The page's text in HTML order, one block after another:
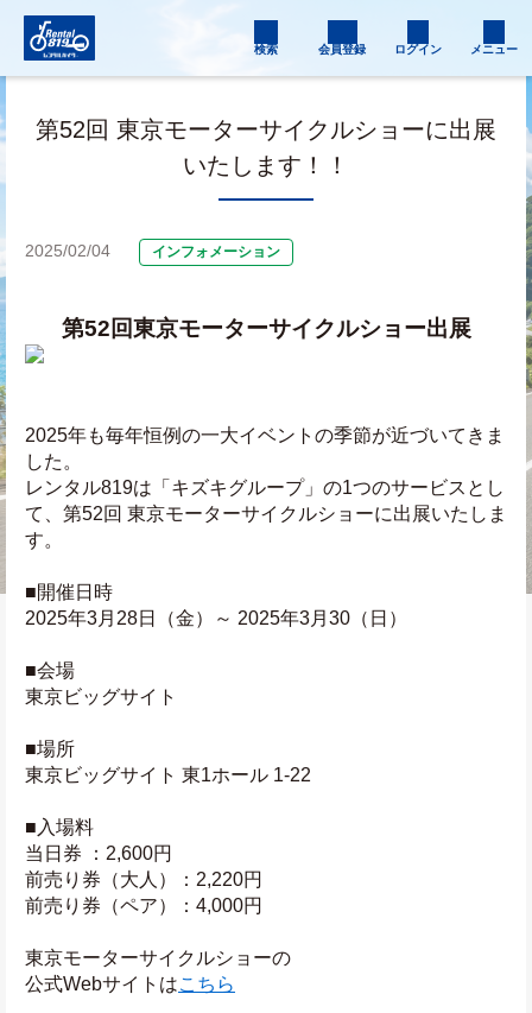
検索 会員登録 ログイン メニュー
第52回 東京モーターサイクルショーに出展
いたします！！
2025/02/04 インフォメーション
第52回東京モーターサイクルショー出展
2025年も毎年恒例の一大イベントの季節が近づいてきま
した。
レンタル819は「キズキグループ」の1つのサービスとし
て、第52回 東京モーターサイクルショーに出展いたしま
す。
■開催日時
2025年3月28日（金）～ 2025年3月30（日）
■会場
東京ビッグサイト
■場所
東京ビッグサイト 東1ホール 1-22
■入場料
当日券 ：2,600円
前売り券（大人）：2,220円
前売り券（ペア）：4,000円
東京モーターサイクルショーの
公式Webサイトはこちら